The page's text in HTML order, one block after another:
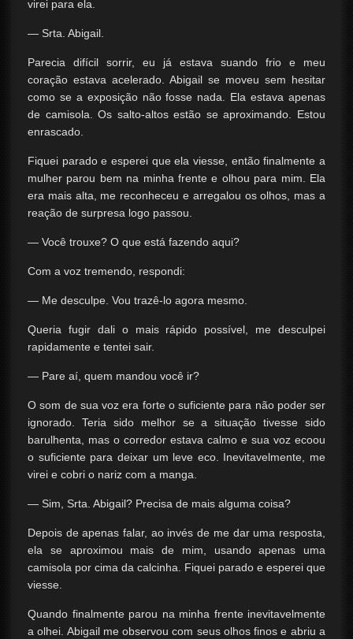
virei para ela.
— Srta. Abigail.
Parecia difícil sorrir, eu já estava suando frio e meu
coração estava acelerado. Abigail se moveu sem hesitar
como se a exposição não fosse nada. Ela estava apenas
de camisola. Os salto-altos estão se aproximando. Estou
enrascado.
Fiquei parado e esperei que ela viesse, então finalmente a
mulher parou bem na minha frente e olhou para mim. Ela
era mais alta, me reconheceu e arregalou os olhos, mas a
reação de surpresa logo passou.
— Você trouxe? O que está fazendo aqui?
Com a voz tremendo, respondi:
— Me desculpe. Vou trazê-lo agora mesmo.
Queria fugir dali o mais rápido possível, me desculpei
rapidamente e tentei sair.
— Pare aí, quem mandou você ir?
O som de sua voz era forte o suficiente para não poder ser
ignorado. Teria sido melhor se a situação tivesse sido
barulhenta, mas o corredor estava calmo e sua voz ecoou
o suficiente para deixar um leve eco. Inevitavelmente, me
virei e cobri o nariz com a manga.
— Sim, Srta. Abigail? Precisa de mais alguma coisa?
Depois de apenas falar, ao invés de me dar uma resposta,
ela se aproximou mais de mim, usando apenas uma
camisola por cima da calcinha. Fiquei parado e esperei que
viesse.
Quando finalmente parou na minha frente inevitavelmente
a olhei. Abigail me observou com seus olhos finos e abriu a